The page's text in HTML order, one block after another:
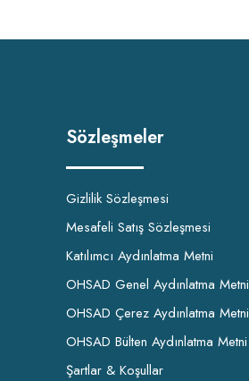
Sözleşmeler
Gizlilik Sözleşmesi
Mesafeli Satış Sözleşmesi
Katılımcı Aydınlatma Metni
OHSAD Genel Aydınlatma Metni
OHSAD Çerez Aydınlatma Metni
OHSAD Bülten Aydınlatma Metni
Şartlar & Koşullar